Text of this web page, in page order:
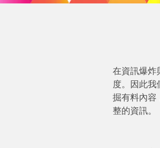
在資訊爆炸
度。因此
掘有料內容
整的資訊。